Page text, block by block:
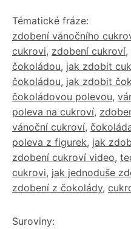
Tématické fráze:
zdobení vánočního
cukrovi, zdobení cukroví,
čokoládou, jak zdobit
čokoládou, jak zdobit
čokoládovou polevou,
poleva na cukroví,
vánoční cukroví,
poleva z figurek, jak
zdobení cukroví video,
cukrovi, jak jednoduše
zdobení z čokolády,
Suroviny: